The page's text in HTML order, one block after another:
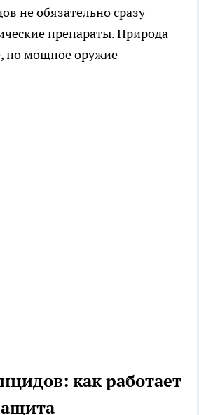
не обязательно сразу
препараты. Природа
но мощное оружие —
как работает